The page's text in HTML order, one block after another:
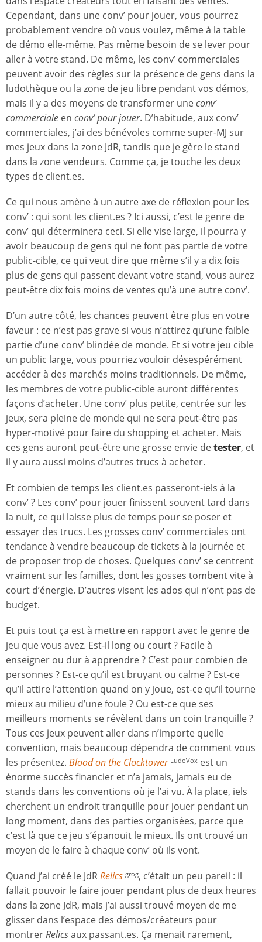
Cependant, dans une conv’ pour jouer, vous pourrez
probablement vendre où vous voulez, même à la table
de démo elle-même. Pas même besoin de se lever pour
aller à votre stand. De même, les conv’ commerciales
peuvent avoir des règles sur la présence de gens dans la
ludothèque ou la zone de jeu libre pendant vos démos,
mais il y a des moyens de transformer uneconv’
commerciale en conv’ pour jouer. D’habitude, aux conv’
commerciales, j’ai des bénévoles comme super-MJ sur
mes jeux dans la zone JdR, tandis que je gère le stand
dans la zone vendeurs. Comme ça, je touche les deux
types de client.es.
Ce qui nous amène à un autre axe de réflexion pour les
conv’ : qui sont les client.es ? Ici aussi, c’est le genre de
conv’ qui déterminera ceci. Si elle vise large, il pourra y
avoir beaucoup de gens qui ne font pas partie de votre
public-cible, ce qui veut dire que même s’il y a dix fois
plus de gens qui passent devant votre stand, vous aurez
peut-être dix fois moins de ventes qu’à une autre conv’.
D’un autre côté, les chances peuvent être plus en votre
faveur : ce n’est pas grave si vous n’attirez qu’une faible
partie d’une conv’ blindée de monde. Et si votre jeu cible
un public large, vous pourriez vouloir désespérément
accéder à des marchés moins traditionnels. De même,
les membres de votre public-cible auront différentes
façons d’acheter. Une conv’ plus petite, centrée sur les
jeux, sera pleine de monde qui ne sera peut-être pas
hyper-motivé pour faire du shopping et acheter. Mais
ces gens auront peut-être une grosse envie detester, et
il y aura aussi moins d’autres trucs à acheter.
Et combien de temps les client.es passeront-iels à la
conv’ ? Les conv’ pour jouer finissent souvent tard dans
la nuit, ce qui laisse plus de temps pour se poser et
essayer des trucs. Les grosses conv’ commerciales ont
tendance à vendre beaucoup de tickets à la journée et
de proposer trop de choses. Quelques conv’ se centrent
vraiment sur les familles, dont les gosses tombent vite à
court d’énergie. D’autres visent les ados qui n’ont pas de
budget.
Et puis tout ça est à mettre en rapport avec le genre de
jeu que vous avez. Est-il long ou court ? Facile à
enseigner ou dur à apprendre ? C’est pour combien de
personnes ? Est-ce qu’il est bruyant ou calme ? Est-ce
qu’il attire l’attention quand on y joue, est-ce qu’il tourne
mieux au milieu d’une foule ? Ou est-ce que ses
meilleurs moments se révèlent dans un coin tranquille ?
Tous ces jeux peuvent aller dans n’importe quelle
convention, mais beaucoup dépendra de comment vous
les présentez. Blood on the Clocktower LudoVox est un
énorme succès financier et n’a jamais, jamais eu de
stands dans les conventions où je l’ai vu. À la place, iels
cherchent un endroit tranquille pour jouer pendant un
long moment, dans des parties organisées, parce que
c’est là que ce jeu s’épanouit le mieux. Ils ont trouvé un
moyen de le faire à chaque conv’ où ils vont.
Quand j’ai créé le JdRRelics grog, c’était un peu pareil : il
fallait pouvoir le faire jouer pendant plus de deux heures
dans la zone JdR, mais j’ai aussi trouvé moyen de me
glisser dans l’espace des démos/créateurs pour
montrerRelicsaux passant.es. Ça menait rarement,